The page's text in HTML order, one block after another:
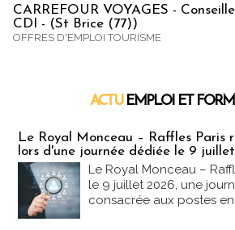
CARREFOUR VOYAGES -
CDI - (St Brice (77))
OFFRES D'EMPLOI TOURISME
ACTU EMPLOI ET
Le Royal Monceau – Raffles Paris
lors d'une journée dédiée le 9 juillet
Le Royal Monceau –
le 9 juillet 2026, une
consacrée aux postes en